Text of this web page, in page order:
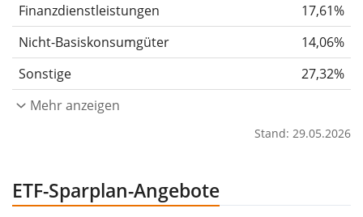
Finanzdienstleistungen
17,61%
Nicht-Basiskonsumgüter
14,06%
Sonstige
27,32%
Mehr anzeigen
Stand: 29.05.2026
ETF-Sparplan-Angebote